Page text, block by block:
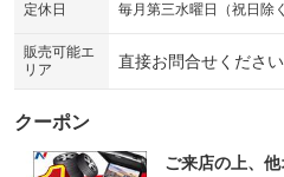
定休日 毎月第三水曜日（祝日除
販売可能エ
リア
直接お問合せください
クーポン
ご来店の上、